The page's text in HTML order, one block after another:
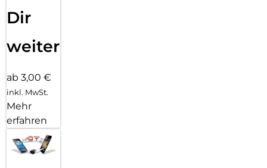
Dir
weiter
ab 3,00 €
inkl. MwSt.
Mehr
erfahren